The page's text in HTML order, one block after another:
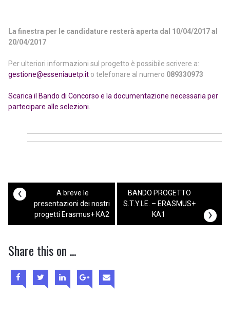
La finestra per le candidature resterà aperta dal 10/04/2017 al
20/04/2017
Per ulteriori informazioni sul progetto è possibile scrivere a:
gestione@esseniauetp.ito telefonare al numero 089330973
Scarica il Bando di Concorso e la documentazione necessaria per
partecipare alle selezioni.
‹
A breve le
presentazioni dei nostri
progetti Erasmus+ KA2
BANDO PROGETTO
S.T.Y.LE. – ERASMUS+
KA1
›
Share this on ...